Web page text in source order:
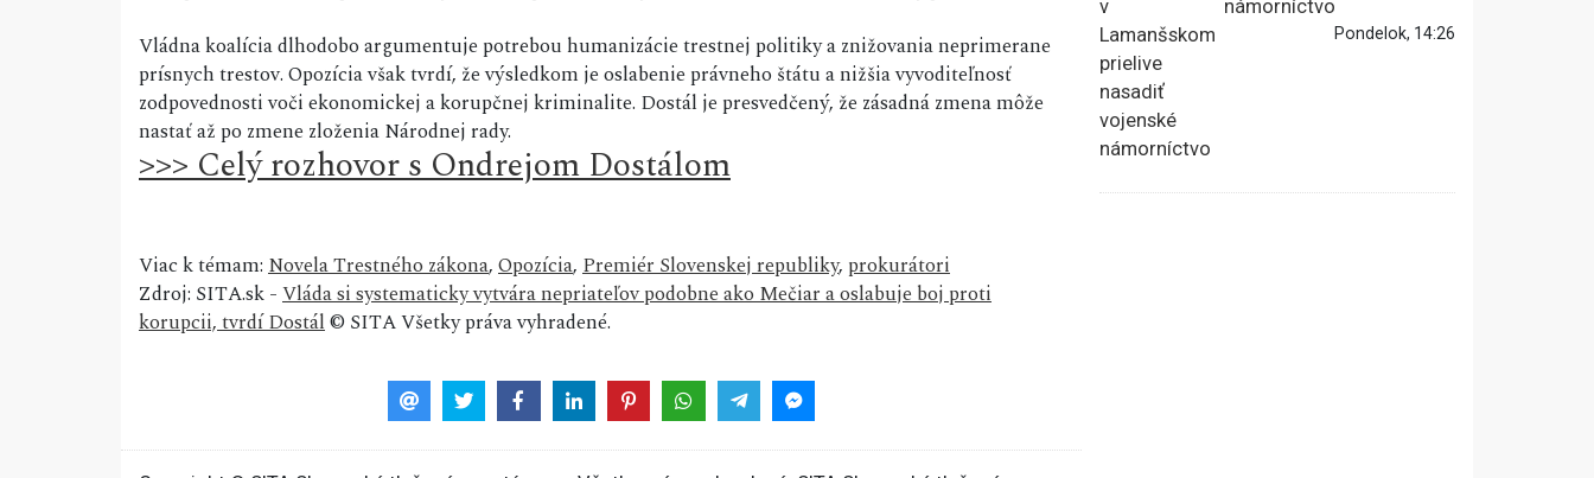
Vládna koalícia dlhodobo argumentuje potrebou humanizácie trestnej politiky a znižovania neprimerane
prísnych trestov. Opozícia však tvrdí, že výsledkom je oslabenie právneho štátu a nižšia vyvoditeľnosť
zodpovednosti voči ekonomickej a korupčnej kriminalite. Dostál je presvedčený, že zásadná zmena môže
nastať až po zmene zloženia Národnej rady.
>>> Celý rozhovor s Ondrejom Dostálom
Viac k témam:Novela Trestného zákona,Opozícia,Premiér Slovenskej republiky, prokurátori
Zdroj: SITA.sk -Vláda si systematicky vytvára nepriateľov podobne ako Mečiar a oslabuje boj proti
korupcii, tvrdí Dostál© SITA Všetky práva vyhradené.
námorníctvo
Pondelok, 14:26